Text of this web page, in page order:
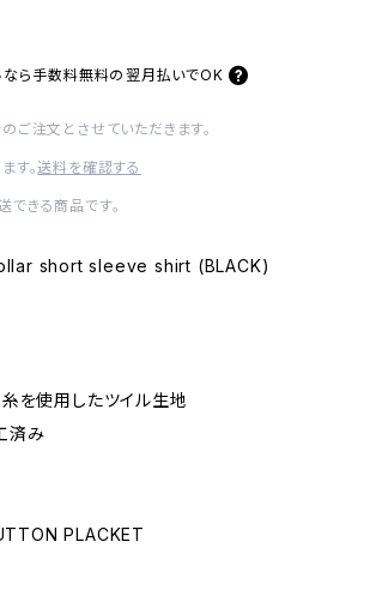
なら 手数料無料の 翌月払いでOK
ご注文とさせていただきます。
す。送料を確認する
できる商品です。
short sleeve shirt (BLACK)
を使用したツイル生地
済み
PLACKET